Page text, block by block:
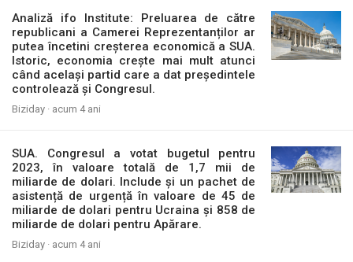
Analiză ifo Institute: Preluarea de către
republicani a Camerei Reprezentanților ar
putea încetini creșterea economică a SUA.
Istoric, economia crește mai mult atunci
când același partid care a dat președintele
controlează și Congresul.
Biziday · acum 4 ani
SUA. Congresul a votat bugetul pentru
2023, în valoare totală de 1,7 mii de
miliarde de dolari. Include și un pachet de
asistență de urgență în valoare de 45 de
miliarde de dolari pentru Ucraina și 858 de
miliarde de dolari pentru Apărare.
Biziday · acum 4 ani